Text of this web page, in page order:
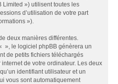
Limited ») utilisent toutes les
d’utilisation de votre part
»).
deux manières différentes.
», le logiciel phpBB génèrera un
de petits fichiers téléchargés
de votre ordinateur. Les deux
identifiant utilisateur et un
vous sont automatiquement